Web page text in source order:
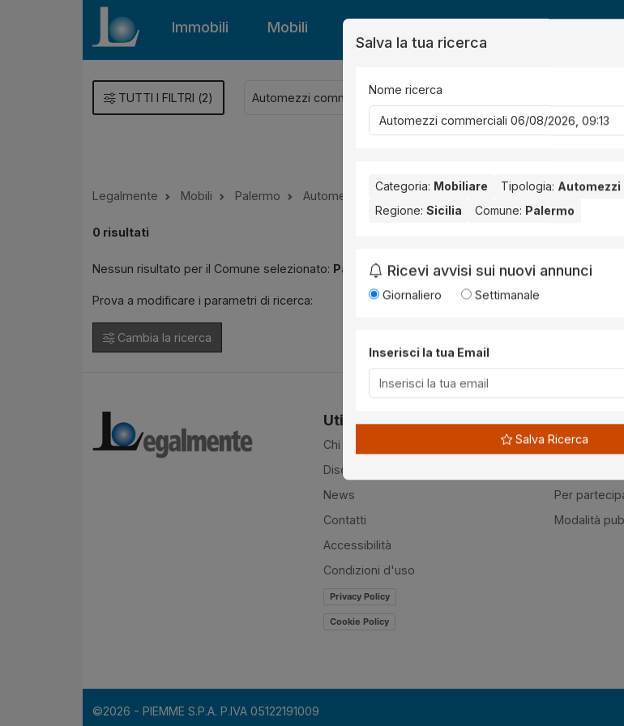
Immobili Mobili
TUTTI I FILTRI (2)
Legalmente Mobili Palermo Automezzo commerciale
0 risultati
Nessun risultato per il Comune selezionato: Palermo . Nessun risultato per la Provincia
Prova a modificare i parametri di ricerca:
Cambia la ricerca
Utilità
Chi siamo
Disclaimer
News
Contatti
Accessibilità
Condizioni d'uso
Privacy Policy
Cookie Policy
Guide
Normativa
Per
Modalità
©2026 - PIEMME S.P.A. P.IVA 05122191009
Salva la tua ricerca
Nome ricerca
Categoria: Mobiliare Tipologia:
Regione: Sicilia Comune: Palermo
Ricevi avvisi sui nuovi annunci
Giornaliero Settimanale
Inserisci la tua Email
Salva Ricerca